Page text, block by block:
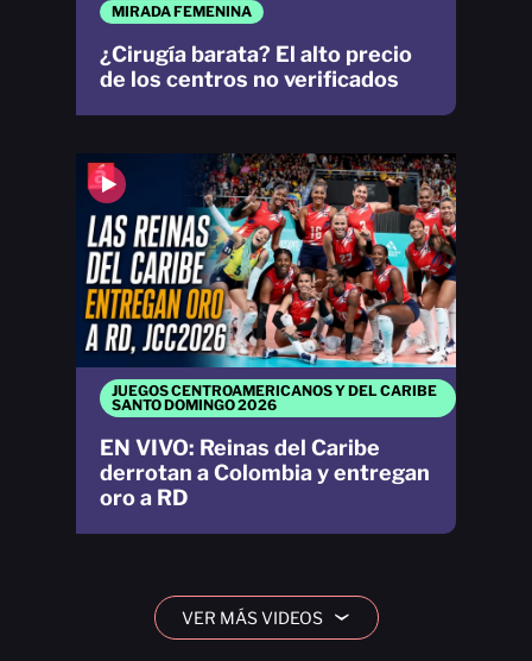
JUEGOS CENTROAMERICANOS Y DEL CARIBE
SANTO DOMINGO 2026
EN VIVO: Reinas del Caribe
derrotan a Colombia y entregan
oro a RD
MIRADA FEMENINA
¿Cirugía barata? El alto precio
de los centros no verificados
VER MÁS VIDEOS ›